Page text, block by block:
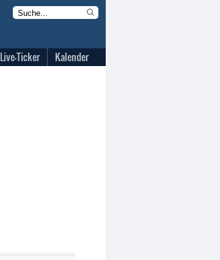
Live-Ticker Kalender